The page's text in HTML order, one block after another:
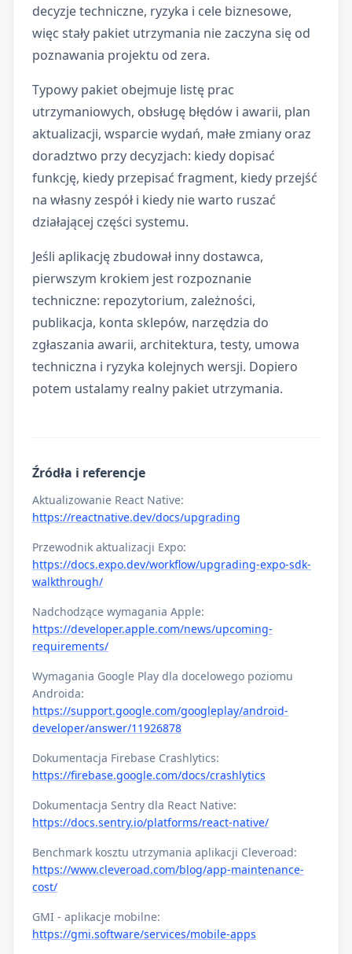
decyzje techniczne, ryzyka i cele biznesowe,
więc stały pakiet utrzymania nie zaczyna się od
poznawania projektu od zera.
Typowy pakiet obejmuje listę prac
utrzymaniowych, obsługę błędów i awarii, plan
aktualizacji, wsparcie wydań, małe zmiany oraz
doradztwo przy decyzjach: kiedy dopisać
funkcję, kiedy przepisać fragment, kiedy przejść
na własny zespół i kiedy nie warto ruszać
działającej części systemu.
Jeśli aplikację zbudował inny dostawca,
pierwszym krokiem jest rozpoznanie
techniczne: repozytorium, zależności,
publikacja, konta sklepów, narzędzia do
zgłaszania awarii, architektura, testy, umowa
techniczna i ryzyka kolejnych wersji. Dopiero
potem ustalamy realny pakiet utrzymania.
Źródła i referencje
Aktualizowanie React Native:
https://reactnative.dev/docs/upgrading
Przewodnik aktualizacji Expo:
https://docs.expo.dev/workflow/upgrading-expo-sdk-
walkthrough/
Nadchodzące wymagania Apple:
https://developer.apple.com/news/upcoming-
requirements/
Wymagania Google Play dla docelowego poziomu
Androida:
https://support.google.com/googleplay/android-
developer/answer/11926878
Dokumentacja Firebase Crashlytics:
https://firebase.google.com/docs/crashlytics
Dokumentacja Sentry dla React Native:
https://docs.sentry.io/platforms/react-native/
Benchmark kosztu utrzymania aplikacji Cleveroad:
https://www.cleveroad.com/blog/app-maintenance-
cost/
GMI - aplikacje mobilne:
https://gmi.software/services/mobile-apps